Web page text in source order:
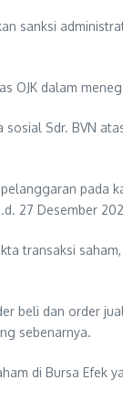
sanksi
OJK dalam
Sdr. BVN
pada
27 Desember
transaksi
beli dan order
sebenarnya.
di Bursa